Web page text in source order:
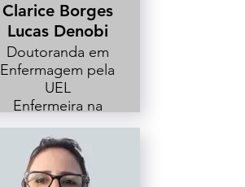
Clarice Borges
Lucas Denobi
Doutoranda em
Enfermagem pela
UEL
Enfermeira na
clínica Santez
Dermatologia e
Estética -
Londrina-PR.